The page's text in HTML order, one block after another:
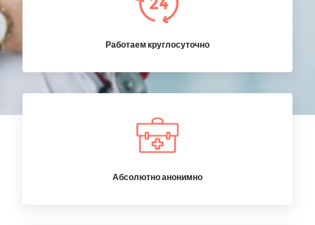
Работаем круглосуточно
Абсолютно анонимно